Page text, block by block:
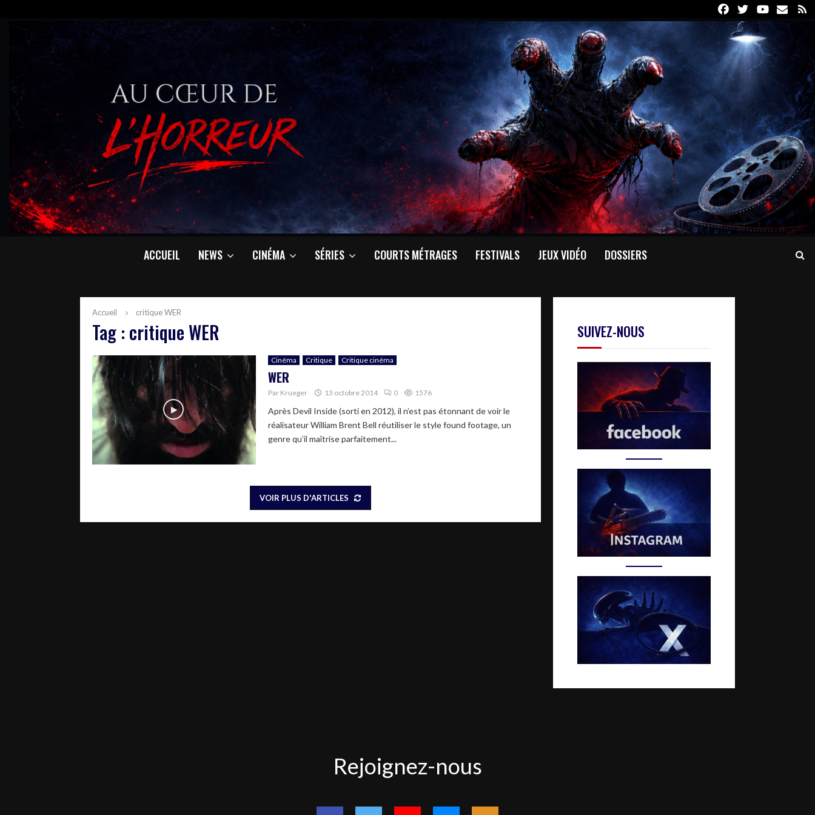
FacebookTwitterYoutube
Email
ACCUEIL NEWS CINÉMA SÉRIES COURTS MÉTRAGES FESTIVALS JEUX VIDÉO DOSSIERS
Accueil critique WER
Tag : critique WER
Cinéma Critique Critique cinéma
WER
Par Krueger 13 octobre 2014 0 1576
Après Devil Inside (sorti en 2012), il n’est pas étonnant de voir le
réalisateur William Brent Bell réutiliser le style found footage, un
genre qu’il maîtrise parfaitement...
VOIR PLUS D'ARTICLES
SUIVEZ-NOUS
nous
Rejoignez-nous